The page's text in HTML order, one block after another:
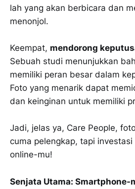
lah yang akan berbicara dan
menonjol.
Keempat, mendorong
Sebuah studi menunjukkan
memiliki peran besar dalam
Foto yang menarik dapat
dan keinginan untuk memiliki
Jadi, jelas ya, Care People,
cuma pelengkap, tapi
online-mu!
Senjata Utama: Smartphone-